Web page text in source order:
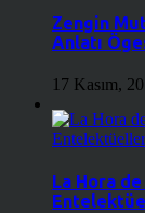
Zengin
Anlatı
17 Kasım,
La Hora